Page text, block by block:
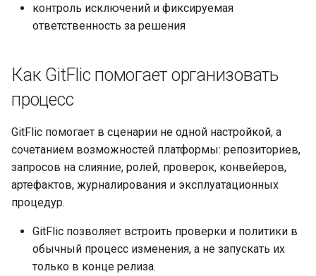
контроль исключений и фиксируемая
ответственность за решения
Как GitFlic помогает организовать
процесс
GitFlic помогает в сценарии не одной настройкой, а
сочетанием возможностей платформы: репозиториев,
запросов на слияние, ролей, проверок, конвейеров,
артефактов, журналирования и эксплуатационных
процедур.
GitFlic позволяет встроить проверки и политики в
обычный процесс изменения, а не запускать их
только в конце релиза.